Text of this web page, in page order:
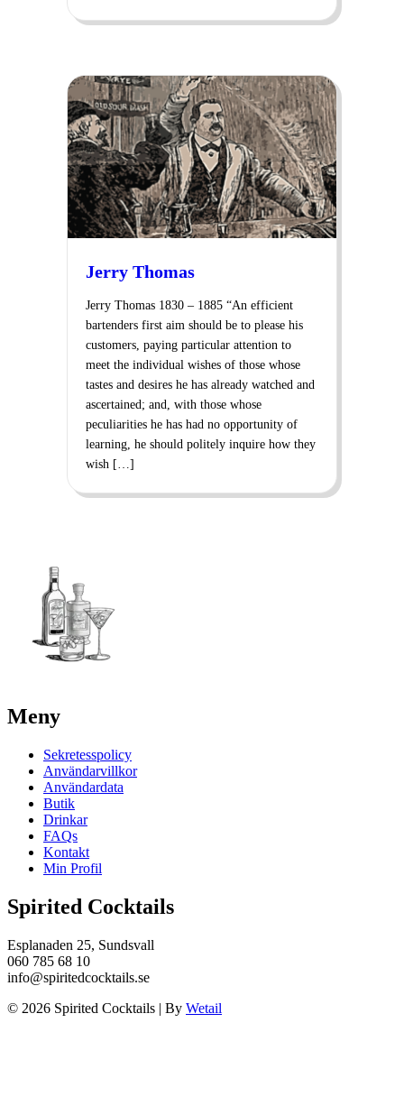
Jerry Thomas
Jerry Thomas 1830 – 1885 “An efficient
bartenders first aim should be to please his
customers, paying particular attention to
meet the individual wishes of those whose
tastes and desires he has already watched and
ascertained; and, with those whose
peculiarities he has had no opportunity of
learning, he should politely inquire how they
wish […]
Meny
Sekretesspolicy
Användarvillkor
Användardata
Butik
Drinkar
FAQs
Kontakt
Min Profil
Spirited Cocktails
Esplanaden 25, Sundsvall
060 785 68 10
info@spiritedcocktails.se
© 2026 Spirited Cocktails | By Wetail